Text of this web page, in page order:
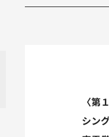
〈第
シン